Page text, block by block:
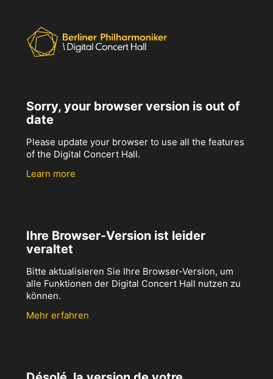
Sorry, your browser version is out of
date
Please update your browser to use all the features
of the Digital Concert Hall.
Learn more
Ihre Browser-Version ist leider
veraltet
Bitte aktualisieren Sie Ihre Browser-Version, um
alle Funktionen der Digital Concert Hall nutzen zu
können.
Mehr erfahren